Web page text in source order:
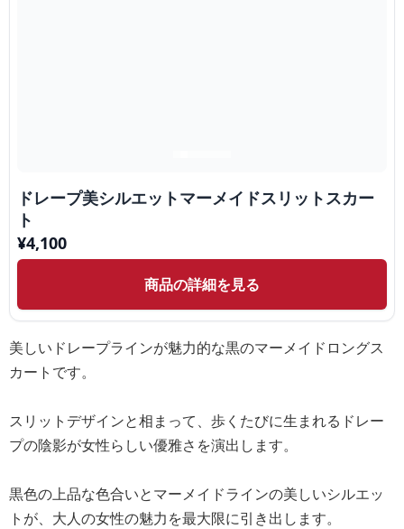
ドレープ美シルエットマーメイドスリットスカー
ト
¥4,100
商品の詳細を見る
美しいドレープラインが魅力的な黒のマーメイドロングス
カートです。
スリットデザインと相まって、歩くたびに生まれるドレー
プの陰影が女性らしい優雅さを演出します。
黒色の上品な色合いとマーメイドラインの美しいシルエッ
トが、大人の女性の魅力を最大限に引き出します。